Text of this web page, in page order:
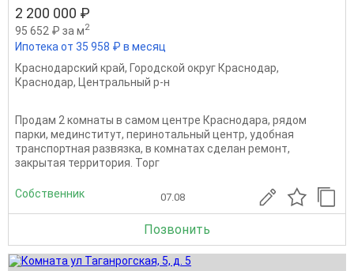
2 200 000 ₽
95 652 ₽ за м2
Ипотека от 35 958 ₽ в месяц
Краснодарский край, Городской округ Краснодар,
Краснодар, Центральный р-н
Продам 2 комнаты в самом центре Краснодара, рядом
парки, мединститут, перинотальный центр, удобная
транспортная развязка, в комнатах сделан ремонт,
закрытая территория. Торг
Собственник 07.08
Позвонить